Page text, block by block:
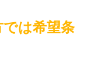
は希望条